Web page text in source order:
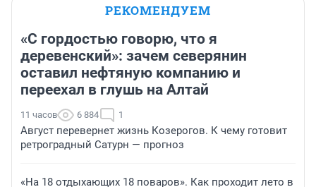
РЕКОМЕНДУЕМ
«С гордостью говорю, что я
деревенский»: зачем северянин
оставил нефтяную компанию и
переехал в глушь на Алтай
11 часов 6 884 1
Август перевернет жизнь Козерогов. К чему готовит
ретроградный Сатурн — прогноз
«На 18 отдыхающих 18 поваров». Как проходит лето в